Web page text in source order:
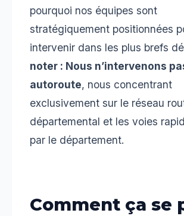
pourquoi nos équipes sont
stratégiquement positionnées
intervenir dans les plus brefs
noter : Nous n’intervenons
autoroute, nous concentrant
exclusivement sur le réseau
départemental et les voies
par le département.
Comment ça se